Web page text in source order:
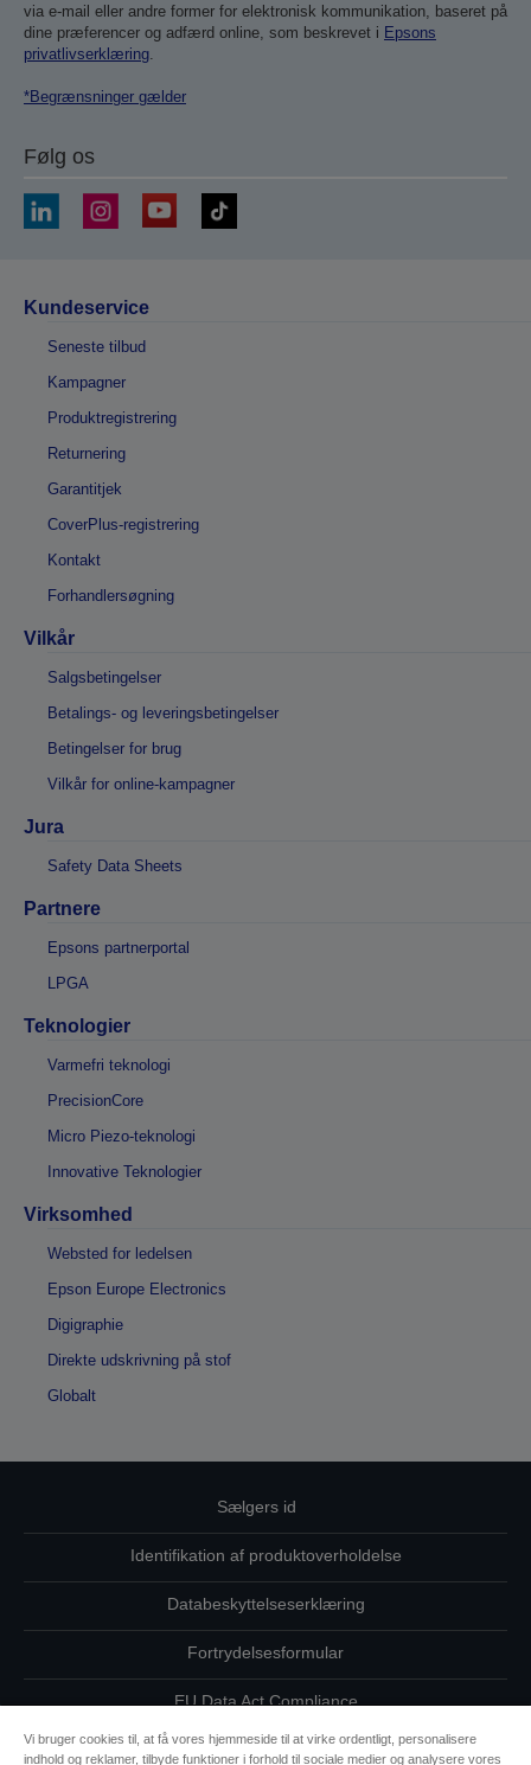
via e-mail eller andre former for elektronisk kommunikation, baseret på
dine præferencer og adfærd online, som beskrevet i Epsons
privatlivserklæring
*Begrænsninger gælder
Følg os
Kundeservice
Seneste tilbud
Kampagner
Produktregistrering
Returnering
Garantitjek
CoverPlus-registrering
Kontakt
Forhandlersøgning
Vilkår
Salgsbetingelser
Betalings- og leveringsbetingelser
Betingelser for brug
Vilkår for online-kampagner
Jura
Safety Data Sheets
Partnere
Epsons partnerportal
LPGA
Teknologier
Varmefri teknologi
PrecisionCore
Micro Piezo-teknologi
Innovative Teknologier
Virksomhed
Websted for ledelsen
Epson Europe Electronics
Digigraphie
Direkte udskrivning på stof
Globalt
Sælgers id
Identifikation af produktoverholdelse
Databeskyttelseserklæring
Fortrydelsesformular
EU Data Act Compliance
Kontakt os vedrørende dine data
Vi bruger cookies til, at få vores hjemmeside til at virke ordentligt, personalisere
indhold og reklamer, tilbyde funktioner i forhold til sociale medier og analysere vores